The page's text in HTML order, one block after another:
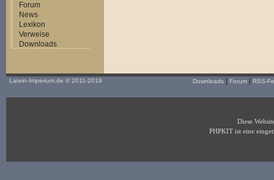
Forum
News
Lexikon
Verweise
Downloads
Latein-Imperium.de © 2011-2019 Downloads Forum RSS-
Diese
PHPKIT ist eine